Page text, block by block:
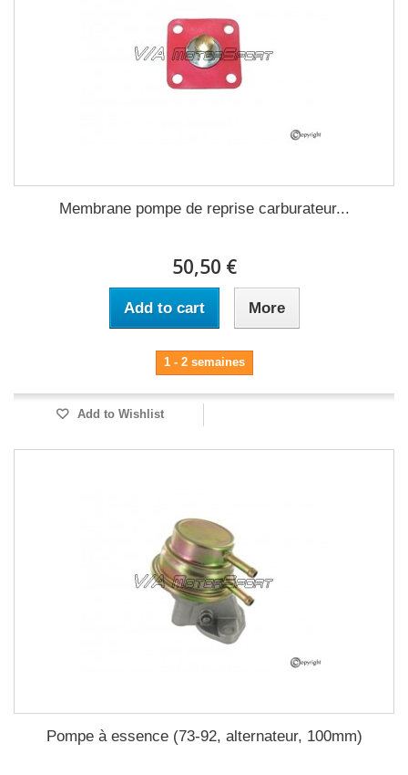
Membrane pompe de reprise carburateur...
50,50 €
Add to cart More
1 - 2 semaines
Add to Wishlist
Pompe à essence (73-92, alternateur, 100mm)